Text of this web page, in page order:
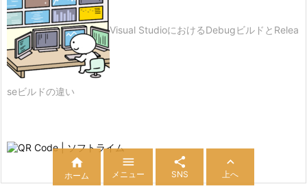
Visual StudioにおけるDebugビルドとRelea
seビルドの違い

ホーム

メニュー

SNS

上へ